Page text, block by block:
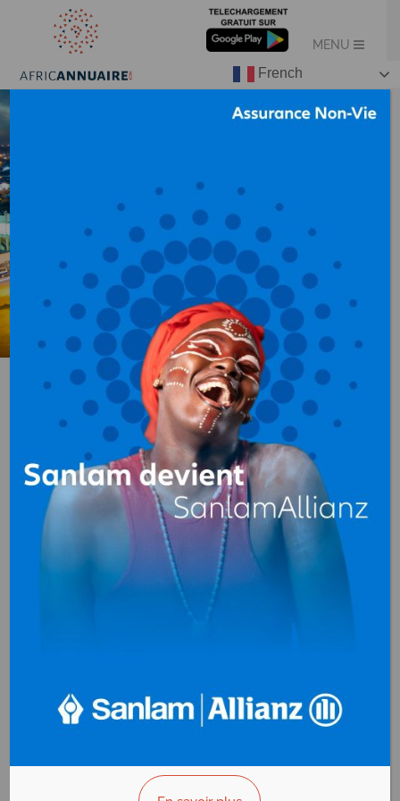
AIR TERRE MER
Import-Export
Douala
Cameroun
+(237) 677 17 40 83
>>> Vous êtes le propriétaire ?
French